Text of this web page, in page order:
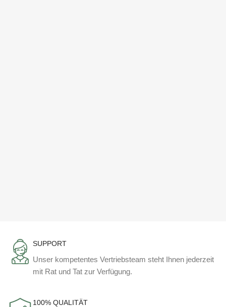
SUPPORT
Unser kompetentes Vertriebsteam steht Ihnen jederzeit
mit Rat und Tat zur Verfügung.
100% QUALITÄT